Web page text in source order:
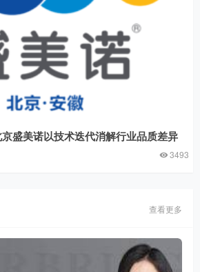
盛美诺以技术迭代消解行业品质差异
3493
查看更多